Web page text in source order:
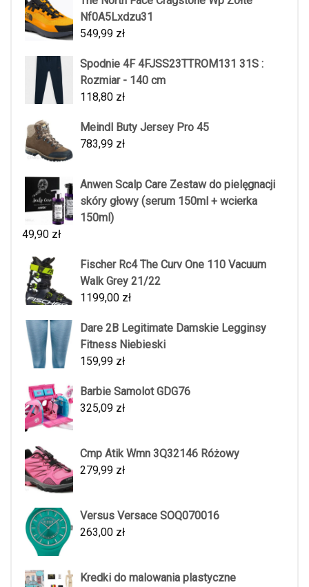
Nf0A5Lxdzu31
549,99 zł
Spodnie 4F 4FJSS23TTROM131 31S :
Rozmiar - 140 cm
118,80 zł
Meindl Buty Jersey Pro 45
783,99 zł
Anwen Scalp Care Zestaw do pielęgnacji
skóry głowy (serum 150ml + wcierka
150ml)
49,90 zł
Fischer Rc4 The Curv One 110 Vacuum
Walk Grey 21/22
1199,00 zł
Dare 2B Legitimate Damskie Legginsy
Fitness Niebieski
159,99 zł
Barbie Samolot GDG76
325,09 zł
Cmp Atik Wmn 3Q32146 Różowy
279,99 zł
Versus Versace SOQ070016
263,00 zł
Kredki do malowania plastyczne